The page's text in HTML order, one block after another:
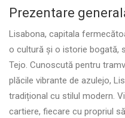
Prezentare
Lisabona, capitala
o cultură și o istorie bogată,
Tejo. Cunoscută pentru
plăcile vibrante de azulejo,
tradițional cu stilul modern.
cartiere, fiecare cu propriul